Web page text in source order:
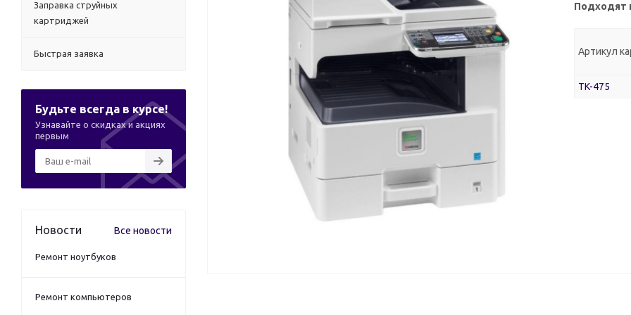
Подходят
Артикул
TK-475
Заправка струйных
картриджей
Быстрая заявка
Будьте всегда в курсе!
Узнавайте о скидках и акциях
первым
Новости Все новости
Ремонт ноутбуков
Ремонт компьютеров